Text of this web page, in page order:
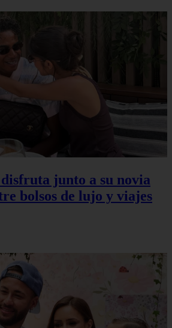
junto a su novia
bolsos de lujo y viajes